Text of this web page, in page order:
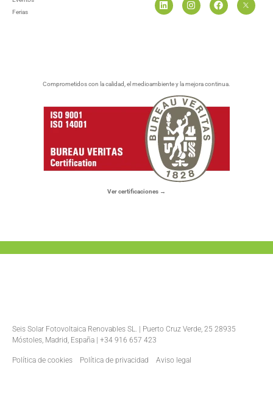
Ferias
Comprometidos con la calidad, el medioambiente y la mejora continua.
Ver certificaciones →
Seis Solar Fotovoltaica Renovables SL. | Puerto Cruz Verde, 25 28935
Móstoles, Madrid, España | +34 916 657 423
Política de cookies Política de privacidad Aviso legal